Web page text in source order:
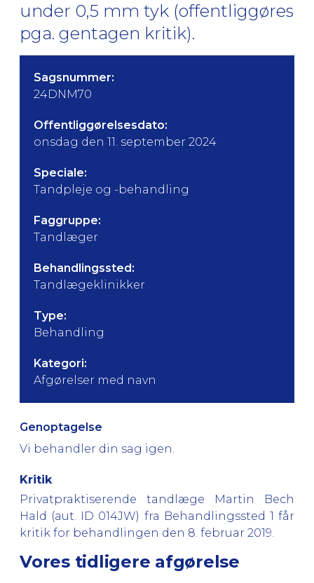
under 0,5 mm tyk (offentliggøres
pga. gentagen kritik).
Sagsnummer:
24DNM70
Offentliggørelsesdato:
onsdag den 11. september 2024
Speciale:
Tandpleje og -behandling
Faggruppe:
Tandlæger
Behandlingssted:
Tandlægeklinikker
Type:
Behandling
Kategori:
Afgørelser med navn
Genoptagelse
Vi behandler din sag igen.
Kritik
Privatpraktiserende tandlæge Martin Bech
Hald (aut. ID 014JW) fra Behandlingssted 1 får
kritik for behandlingen den 8. februar 2019.
Vores tidligere afgørelse